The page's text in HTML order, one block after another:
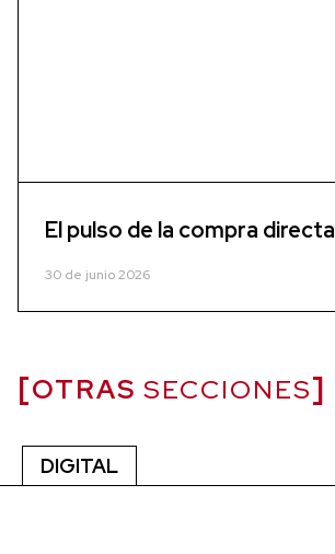
El pulso de la compra directa
30 de junio 2026
OTRAS SECCIONES
DIGITAL